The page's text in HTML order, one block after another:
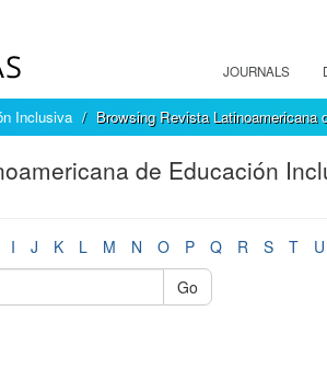
JOURNALS
Inclusiva Browsing Revista
de Educación
I J K L M N O P Q R S T U
Go